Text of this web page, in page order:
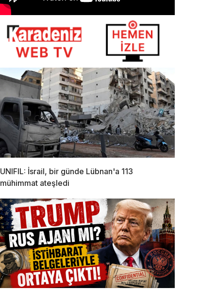
UNIFIL: İsrail, bir günde Lübnan'a 113
mühimmat ateşledi